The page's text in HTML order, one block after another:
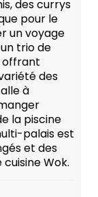
des currys
pour le
un voyage
trio de
offrant
des
à
la piscine
palais est
et des
Wok.